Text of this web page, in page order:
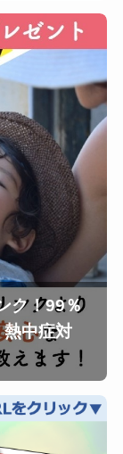
ク！99％
中症対